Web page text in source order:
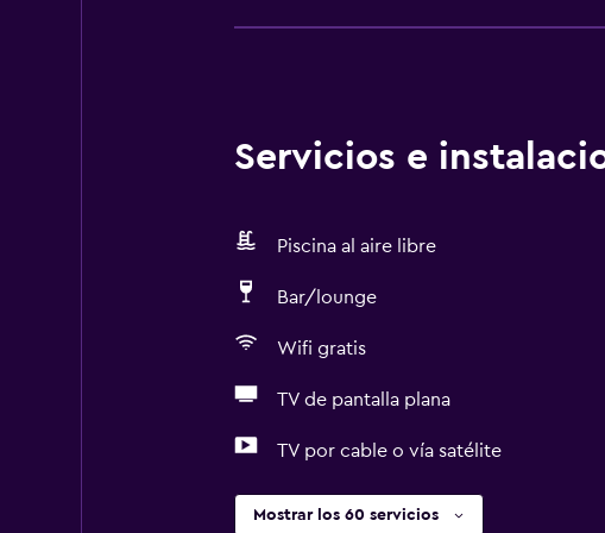
servicio sin cargos ni restricciones
hay más contacto se limpian con
Check-out sin contacto disponible La
Servicios e
Piscina al aire libre
Bar/lounge
Wifi gratis
TV de pantalla plana
TV por cable o vía satélite
Mostrar los 60 servicios